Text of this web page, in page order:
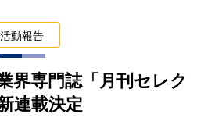
活動報告
専門誌「月刊セレク
連載決定